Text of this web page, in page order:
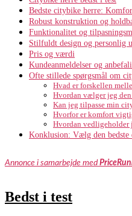
Bedste citybike herre:
Robust konstruktion og
Funktionalitet og
Stilfuldt design og personlig
Pris og værdi
Kundeanmeldelser og
Ofte stillede spørgsmål om
Hvad er forskellen
Hvordan vælger jeg
Kan jeg tilpasse min
Hvorfor er komfort
Hvordan
Konklusion: Vælg den bedste
Annonce i samarbejde med
Bedst i test